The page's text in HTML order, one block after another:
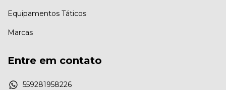
Equipamentos Táticos
Marcas
Entre em contato
559281958226